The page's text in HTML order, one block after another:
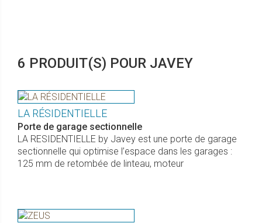
6 PRODUIT(S) POUR JAVEY
LA RÉSIDENTIELLE
Porte de garage sectionnelle
LA RESIDENTIELLE by Javey est une porte de garage
sectionnelle qui optimise l’espace dans les garages :
125 mm de retombée de linteau, moteur